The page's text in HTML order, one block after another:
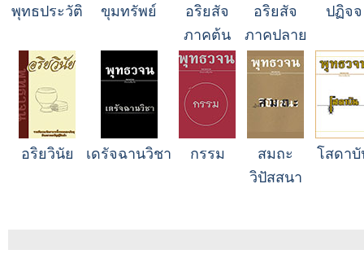
พุทธประวัติ ขุมทรัพย์
อริยสัจ
ภาคต้น
อริยสัจ
ภาคปลาย
ปฏิจจ
อริยวินัย เดรัจฉานวิชา กรรม
สมถะ
วิปัสสนา
โสดา